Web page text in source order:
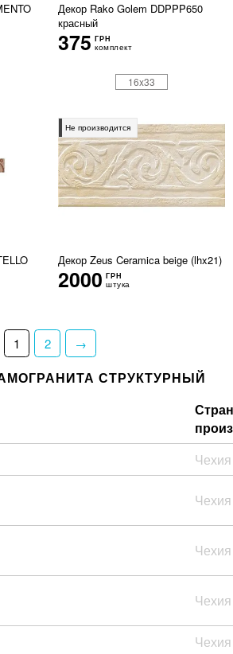
Декор Rako Golem DDPPP650
красный
375 ГРН
комплект
Не производится
Декор Zeus Ceramica beige (lhx21)
2000 ГРН
штука
16x33
1 2 →
СТРУКТУРНЫЙ
Чехия
Чехия
Чехия
Чехия
Чехия